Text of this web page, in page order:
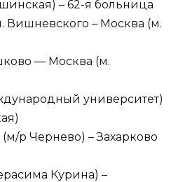
– 62-я больница
Вишневского – Москва (м.
— Москва (м.
университет)
р Чернево) – Захарково
Курина) –